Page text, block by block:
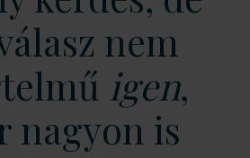
nem
igen,
nagyon is